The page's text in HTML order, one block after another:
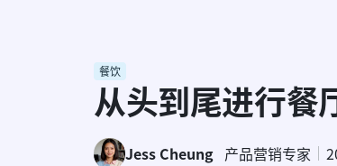
餐饮
从头到尾进行餐
Jess Cheung 产品营销专家